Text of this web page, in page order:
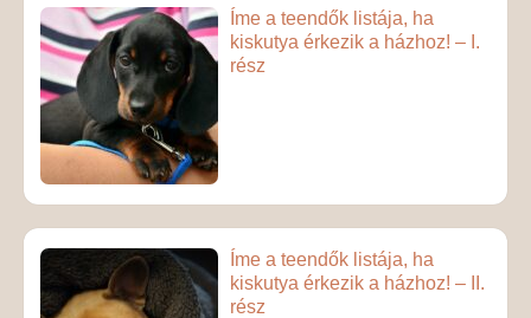
Íme a teendők listája, ha
kiskutya érkezik a házhoz! – I.
rész
Íme a teendők listája, ha
kiskutya érkezik a házhoz! – II.
rész